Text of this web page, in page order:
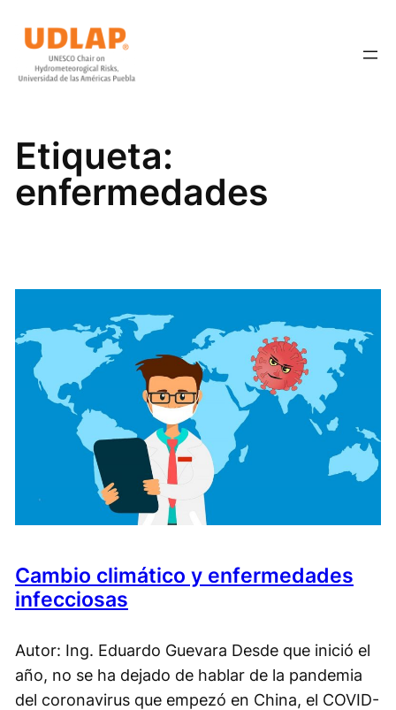
contenido
Etiqueta:
enfermedades
Cambio climático y enfermedades
infecciosas
Autor: Ing. Eduardo Guevara Desde que inició el
año, no se ha dejado de hablar de la pandemia
del coronavirus que empezó en China, el COVID-